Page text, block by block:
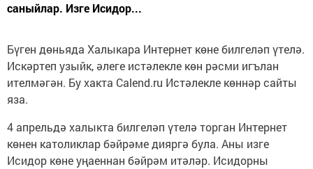
саныйлар. Изге Исидор...
Бүген дөньяда Халыкара Интернет көне билгеләп үтелә.
Искәртеп узыйк, әлеге истәлекле көн рәсми игълан
ителмәгән. Бу хакта Calend.ru Истәлекле көннәр сайты
яза.
4 апрельдә халыкта билгеләп үтелә торган Интернет
көнен католиклар бәйрәме дияргә була. Аны изге
Исидор көне уңаеннан бәйрәм итәләр. Исидорны